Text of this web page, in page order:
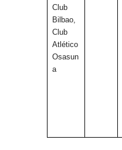
Club
Bilbao,
Club
Atlético
Osasun
a